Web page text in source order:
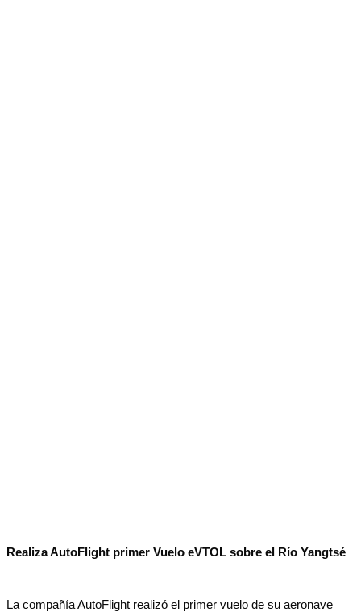
Realiza AutoFlight primer Vuelo eVTOL sobre el Río Yangtsé
La compañía AutoFlight realizó el primer vuelo de su aeronave